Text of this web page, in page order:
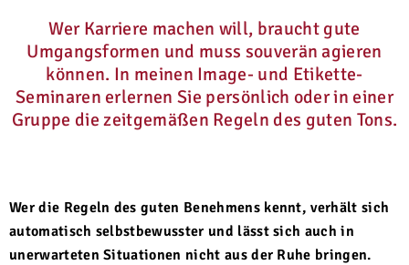
Wer Karriere machen will, braucht gute
Umgangsformen und muss souverän agieren
können. In meinen Image- und Etikette-
Seminaren erlernen Sie persönlich oder in einer
Gruppe die zeitgemäßen Regeln des guten Tons.
Wer die Regeln des guten Benehmens kennt, verhält sich
automatisch selbstbewusster und lässt sich auch in
unerwarteten Situationen nicht aus der Ruhe bringen.